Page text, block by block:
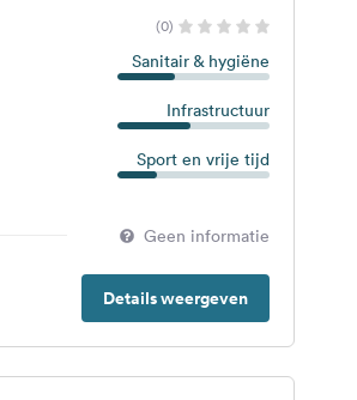
(0)
Sanitair & hygiëne
Infrastructuur
Sport en vrije tijd
Geen informatie
Details weergeven